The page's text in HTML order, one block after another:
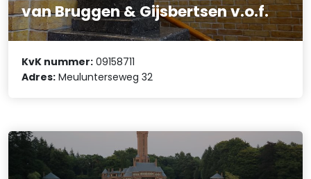
van Bruggen & Gijsbertsen v.o.f.
KvK nummer: 09158711
Adres: Meulunterseweg 32